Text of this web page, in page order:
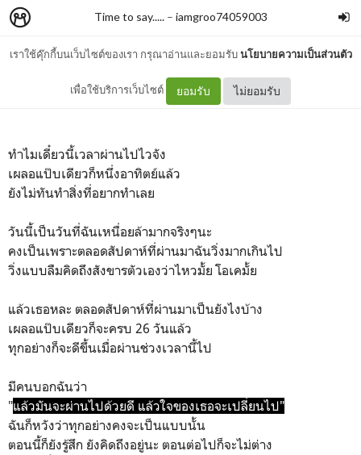
เราใช้คุ๊กกี้บนเว็บไซต์ของเรา กรุณาอ่านและยอมรับนโยบายความเป็นส่วนตัว
เพื่อใช้บริการเว็บไซต์ ยอมรับ ไม่ยอมรับ
Time to say.....– iamgroo74059003
1 week
ทำไมเดี๋ยวนี้เวลาผ่านไปไวจัง
เผลอแป๊บเดียวก็หนึ่งอาทิตย์แล้ว
ยังไม่ทันทำสิ่งที่อยากทำเลย
วันนี้เป็นวันที่ฉันเหนื่อยล้ามากจริงๆนะ
คงเป็นเพราะตลอดสัปดาห์ที่ผ่านมาฉันวิ่งมากเกินไป
วิ่งแบบลืมคิดถึงสังขารตัวเองว่าไหวมั้ย โอเคมั้ย
แล้วเธอหละ ตลอดสัปดาห์ที่ผ่านมาเป็นยังไงบ้าง
เผลอแป๊บเดียวก็จะครบ 26 วันแล้ว
ทุกอย่างก็จะดีขึ้นเมื่อผ่านช่วงเวลานี้ไป
มีคนบอกฉันว่า
"แล้วมันจะผ่านไปด้วยดี แล้วใจของเธอจะเปลี่ยนไป"
ฉันก็หวังว่าทุกอย่างคงจะเป็นแบบนั้น
ตอนนี้ก็ยังรู้สึก ยังคิดถึงอยู่นะ ตอนต่อไปก็จะไม่ต่าง